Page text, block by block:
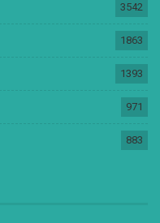
3542
1863
1393
971
883